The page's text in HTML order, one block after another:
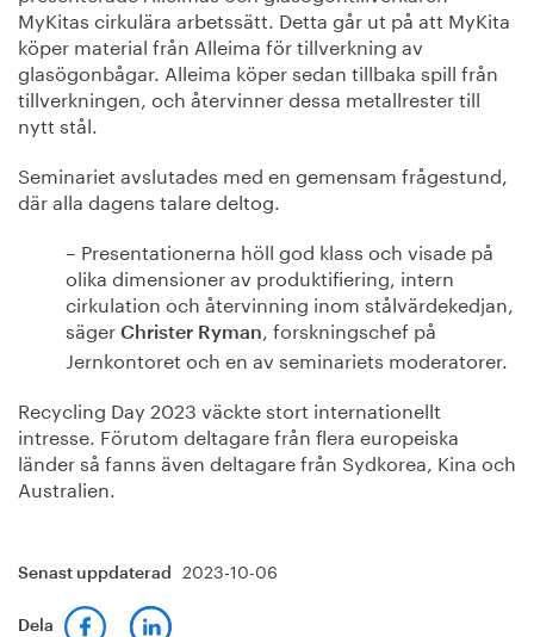
MyKitas cirkulära arbetssätt. Detta går ut på att MyKita
köper material från Alleima för tillverkning av
glasögonbågar. Alleima köper sedan tillbaka spill från
tillverkningen, och återvinner dessa metallrester till
nytt stål.
Seminariet avslutades med en gemensam frågestund,
där alla dagens talare deltog.
– Presentationerna höll god klass och visade på
olika dimensioner av produktifiering, intern
cirkulation och återvinning inom stålvärdekedjan,
säger Christer Ryman, forskningschef på
Jernkontoret och en av seminariets moderatorer.
Recycling Day 2023 väckte stort internationellt
intresse. Förutom deltagare från flera europeiska
länder så fanns även deltagare från Sydkorea, Kina och
Australien.
Senast uppdaterad 2023-10-06
Dela